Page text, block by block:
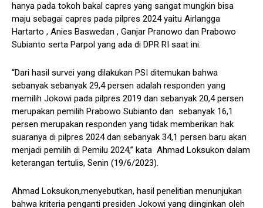
hanya pada tokoh bakal capres yang sangat mungkin bisa
maju sebagai capres pada pilpres 2024 yaitu Airlangga
Hartarto , Anies Baswedan , Ganjar Pranowo dan Prabowo
Subianto serta Parpol yang ada di DPR RI saat ini.
“Dari hasil survei yang dilakukan PSI ditemukan bahwa
sebanyak sebanyak 29,4 persen adalah responden yang
memilih Jokowi pada pilpres 2019 dan sebanyak 20,4 persen
merupakan pemilih Prabowo Subianto dan sebanyak 16,1
persen merupakan responden yang tidak memberikan hak
suaranya di pilpres 2024 dan sebanyak 34,1 persen baru akan
menjadi pemilih di Pemilu 2024,” kata Ahmad Loksukon dalam
keterangan tertulis, Senin (19/6/2023).
Ahmad Loksukon,menyebutkan, hasil penelitian menunjukan
bahwa kriteria penganti presiden Jokowi yang diinginkan oleh